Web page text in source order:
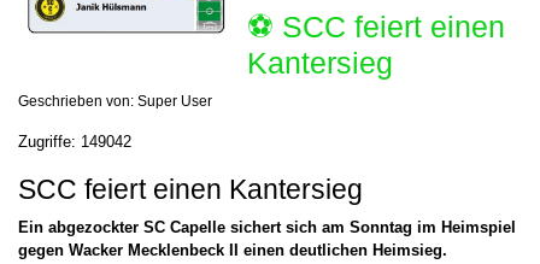
⚽️ SCC feiert einen
Kantersieg
Geschrieben von: Super User
Zugriffe: 149042
SCC feiert einen Kantersieg
Ein abgezockter SC Capelle sichert sich am Sonntag im Heimspiel
gegen Wacker Mecklenbeck II einen deutlichen Heimsieg.